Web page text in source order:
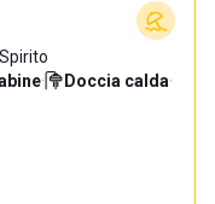
· Doccia calda·